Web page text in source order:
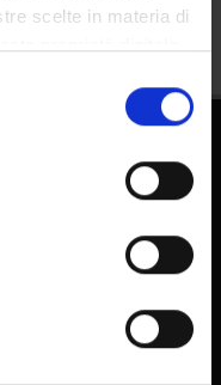
scelte in materia di
in qualsiasi
o facendo clic
tua posizione
di qualche
scansionandolo